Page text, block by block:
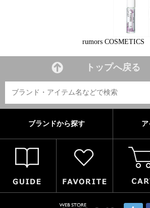
rumors COSMETICS
トップへ戻る
ブランドから探す